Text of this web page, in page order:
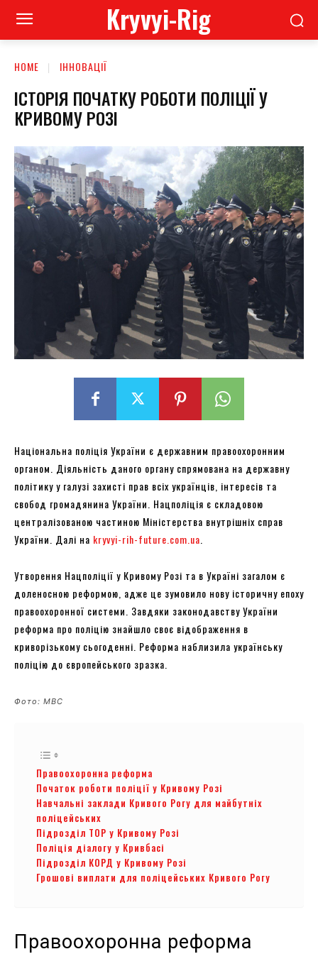
Kryvyi-Rig
HOME ІННОВАЦІЇ
ІСТОРІЯ ПОЧАТКУ РОБОТИ ПОЛІЦІЇ У
КРИВОМУ РОЗІ
Національна поліція України є державним правоохоронним
органом. Діяльність даного органу спрямована на державну
політику у галузі захисті прав всіх українців, інтересів та
свобод громадянина України. Нацполіція є складовою
централізованою частиною Міністерства внутрішніх справ
України. Далі на kryvyi-rih-future.com.ua
Утворення Нацполіції у Кривому Розі та в Україні загалом є
доленосною реформою, адже це зумовило нову історичну епоху
правоохоронної системи. Завдяки законодавству України
реформа про поліцію знайшло своє відображення в
криворізькому сьогоденні. Реформа наблизила українську
поліцію до європейського зразка.
Фото: МВС
Правоохоронна реформа
Початок роботи поліції у Кривому Розі
Навчальні заклади Кривого Рогу для майбутніх
поліцейських
Підрозділ ТОР у Кривому Розі
Поліція діалогу у Кривбасі
Підрозділ КОРД у Кривому Розі
Грошові виплати для поліцейських Кривого Рогу
Правоохоронна реформа